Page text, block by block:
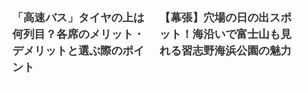
「高速バス」タイヤの上は
何列目？各席のメリット・
デメリットと選ぶ際のポイ
ント
【幕張】穴場の日の出スポ
ット！海沿いで富士山も見
れる習志野海浜公園の魅力